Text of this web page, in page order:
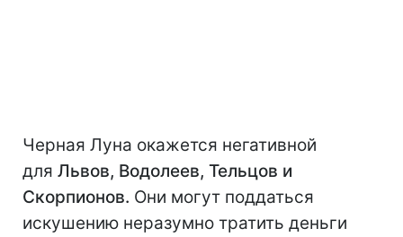
Черная Луна окажется негативной
для Львов, Водолеев, Тельцов и
Скорпионов. Они могут поддаться
искушению неразумно тратить деньги